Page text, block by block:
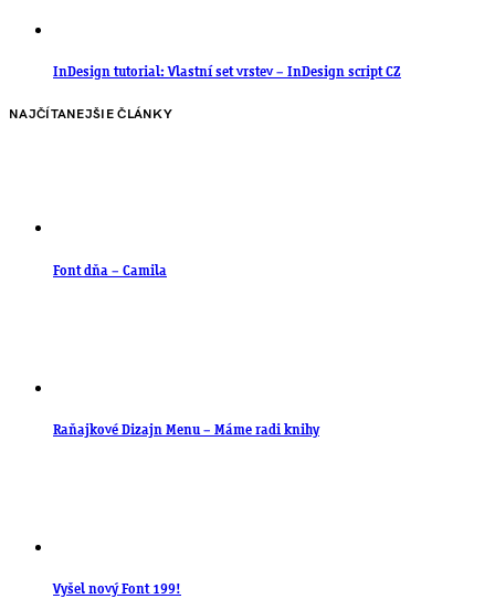
InDesign tutorial: Vlastní set vrstev – InDesign script CZ
NAJČÍTANEJŠIE ČLÁNKY
Font dňa – Camila
Raňajkové Dizajn Menu – Máme radi knihy
Vyšel nový Font 199!